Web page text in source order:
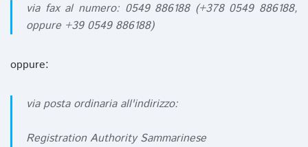
via fax al numero: 0549 886188 (+378 0549 886188,
oppure +39 0549 886188)
oppure:
via posta ordinaria all'indirizzo:
Registration Authority Sammarinese